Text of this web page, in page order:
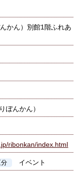
かん）別館1階ふれあ
ぼんかん）
ribonkan/index.html
分 イベント